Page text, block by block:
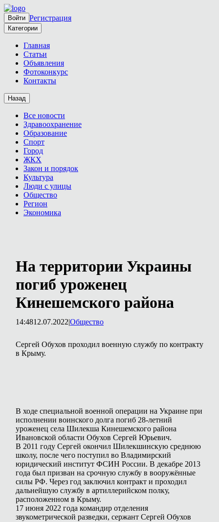
Войти Регистрация
Категории
Главная
Статьи
Объявления
Фотоконкурс
Контакты
Назад
Все новости
Здравоохранение
Образование
Спорт
Город
ЖКХ
Закон и порядок
Культура
Люди с улицы
Общество
Регион
Экономика
На территории Украины
погиб уроженец
Кинешемского района
14:4812.07.2022|Общество
Сергей Обухов проходил военную службу по контракту
в Крыму.
В ходе специальной военной операции на Украине при
исполнении воинского долга погиб 28-летний
уроженец села Шилекша Кинешемского района
Ивановской области Обухов Сергей Юрьевич.
В 2011 году Сергей окончил Шилекшинскую среднюю
школу, после чего поступил во Владимирский
юридический институт ФСИН России. В декабре 2013
года был призван на срочную службу в вооружённые
силы РФ. Через год заключил контракт и проходил
дальнейшую службу в артиллерийском полку,
расположенном в Крыму.
17 июня 2022 года командир отделения
звукометрической разведки, сержант Сергей Обухов